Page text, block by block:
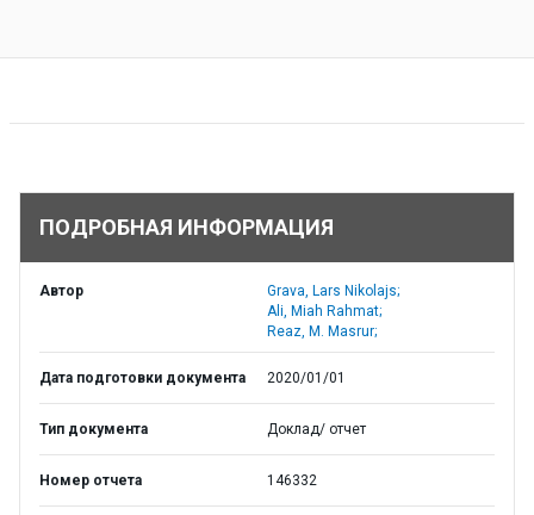
ПОДРОБНАЯ ИНФОРМАЦИЯ
Автор
Grava, Lars Nikolajs;
Ali, Miah Rahmat;
Reaz, M. Masrur;
Дата подготовки документа 2020/01/01
Тип документа Доклад/ отчет
Номер отчета 146332